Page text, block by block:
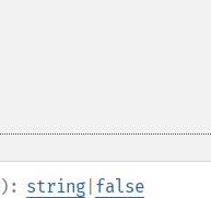
): string false